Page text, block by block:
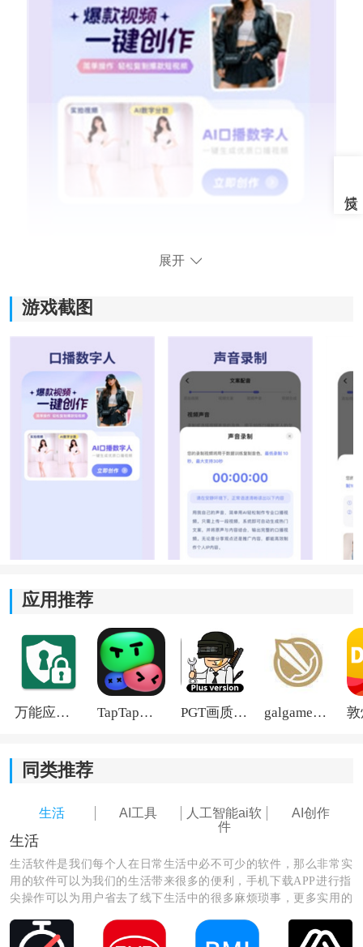
简单用AI软件功能：
1、高效语音识别：
支持多语言实时识别。
能够自动分析待办事项。
帮忙整理优先级，减少自己反复安排计划的时间。
3、数据安全 保障：
采用加密保护机制。
个人信息和操作数据会得到一定保护，用起来更安心。
简单用AI软件优势：
1. 会根据使用习惯给出一些建议，帮助把精力放到更重
要的事情上。
2. 支持时间规划和任务协调，安排日程时不容易出现时
展开
游戏截图
应用推荐
万能应用隐藏 TapTap国际版2026 PGT画质助手旧版 galgame游戏盒子2026
同类推荐
生活 AI工具
人工智能ai软
件
AI创作
生活
生活软件是我们每个人在日常生活中必不可少的软件，那么非常实
用的软件可以为我们的生活带来很多的便利，手机下载APP进行指
尖操作可以为用户省去了线下生活中的很多麻烦琐事，更多实用的